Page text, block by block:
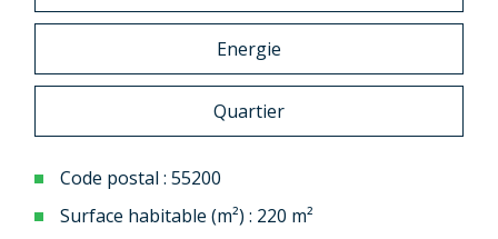
Energie
Quartier
Code postal : 55200
Surface habitable (m²) : 220 m²